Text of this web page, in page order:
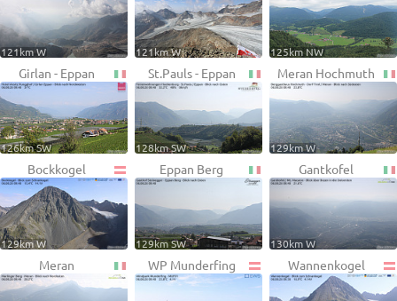
121km W 121km W 125km NW
Girlan - Eppan
126km SW
St.Pauls - Eppan
128km SW
Meran Hochmuth
129km W
Bockkogel
129km W
Eppan Berg
129km SW
Gantkofel
130km W
Meran WP Munderfing Wannenkogel